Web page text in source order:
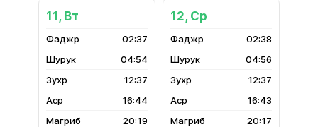
11, Вт
02:37
04:54
12:37
16:44
20:19
12, Ср
02:38
04:56
12:37
16:43
20:17